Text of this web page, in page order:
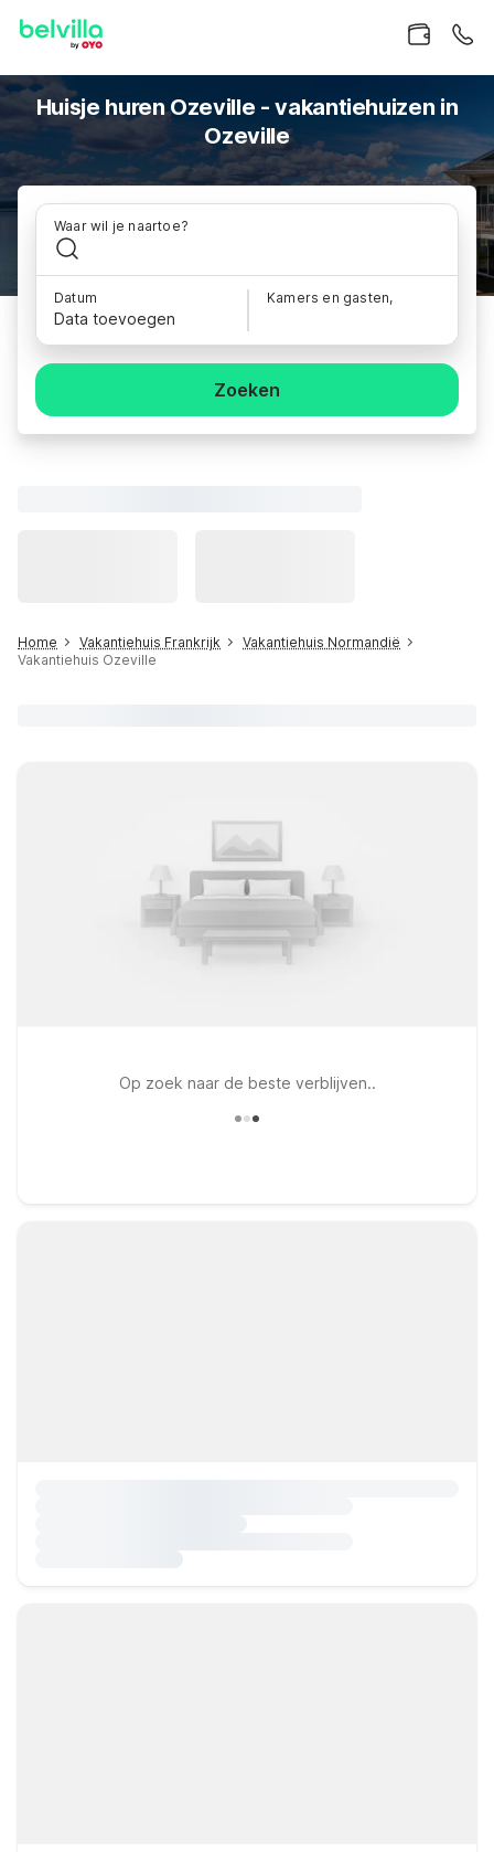
Huisje huren Ozeville - vakantiehuizen in
Ozeville
Waar wil je naartoe?
Datum
Data toevoegen
Kamers en gasten,
Zoeken
Home Vakantiehuis Frankrijk
Vakantiehuis Normandië
Vakantiehuis Ozeville
Op zoek naar de beste verblijven..